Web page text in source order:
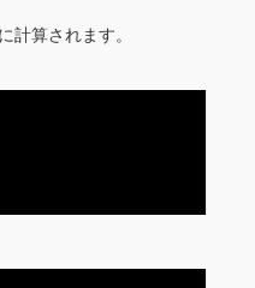
計算されます。